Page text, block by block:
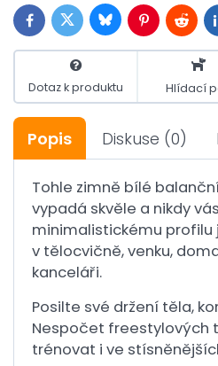
FacebookTwitterBlueskyPinterestReddit
Dotaz k produktu Hlídací
Popis Diskuse (0)
Tohle zimně bílé
vypadá skvěle a nikdy
minimalistickému
v tělocvičně, venku,
kanceláři.
Posilte své držení těla,
Nespočet freestylových
trénovat i ve